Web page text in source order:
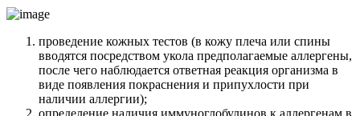
проведение кожных тестов (в кожу плеча или спины
вводятся посредством укола предполагаемые аллергены,
после чего наблюдается ответная реакция организма в
виде появления покраснения и припухлости при
наличии аллергии);